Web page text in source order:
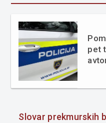
pet
Slovar prekmurskih